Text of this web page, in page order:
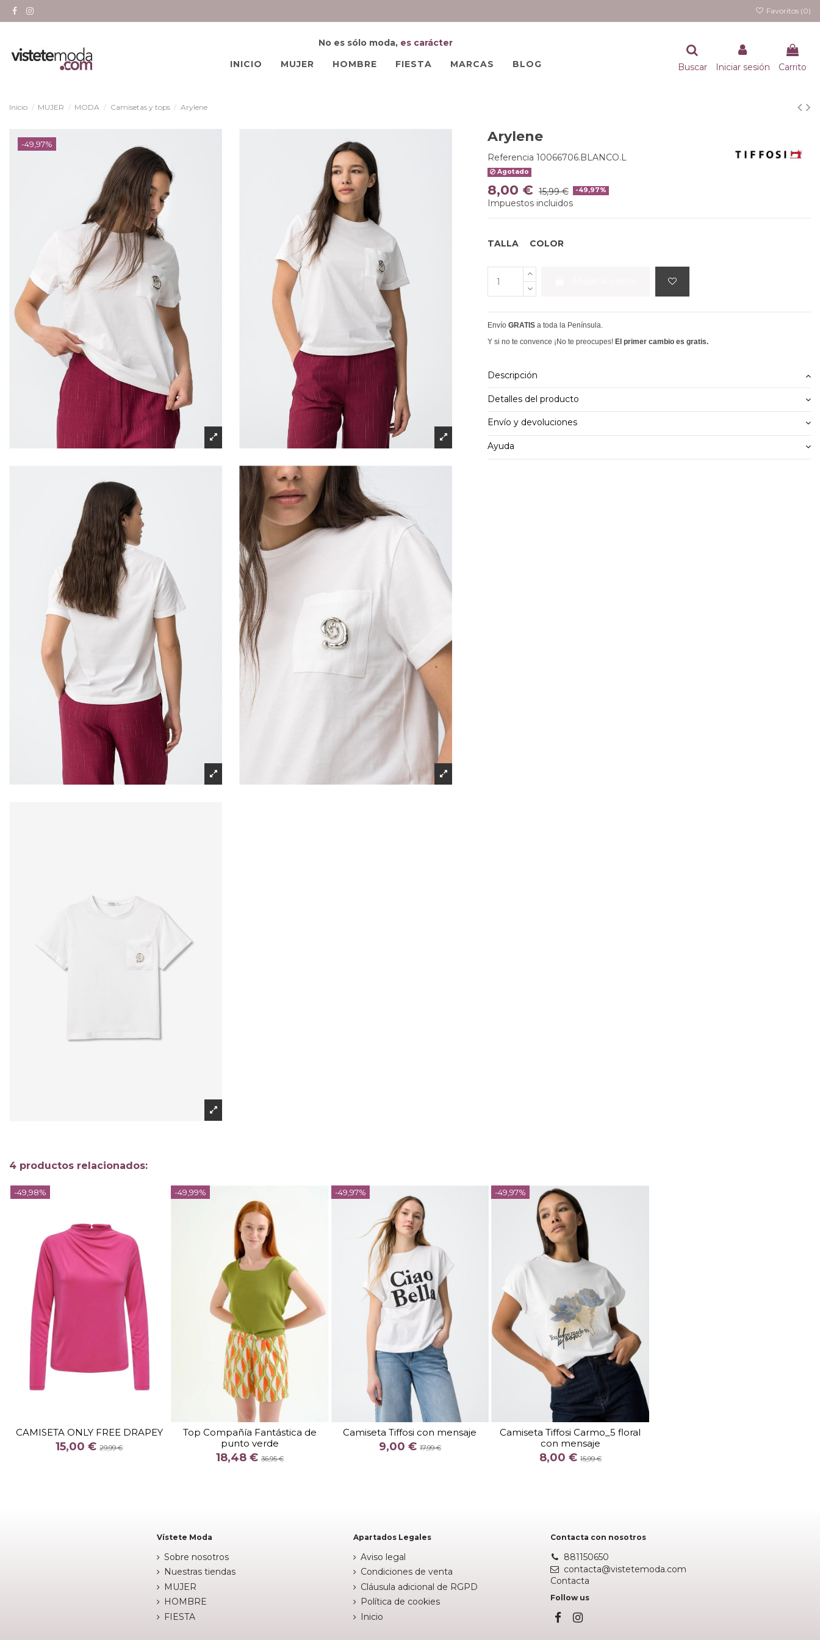
Favoritos (0)
No es sólo moda, es carácter
INICIO
MUJER HOMBRE FIESTA MARCAS BLOG Buscar Iniciar sesión Carrito
Inicio MUJER MODA Camisetas y tops Arylene
-49,97% Arylene
Referencia 10066706.BLANCO.L
Agotado
8,00 € 15,99 € -49,97%
Impuestos incluidos
TALLA COLOR
Envío GRATIS a toda la Península.
Y si no te convence ¡No te preocupes! El primer cambio es gratis.
Descripción
Detalles del producto
Envío y devoluciones
Ayuda
4 productos relacionados:
-49,98%
CAMISETA ONLY FREE DRAPEY
15,00 €29,99 €
COLOR
-49,99%
Top Compañía Fantástica de
punto verde
18,48 €36,95 €
TALLA
COLOR
-49,97%
Camiseta Tiffosi con mensaje
9,00 € 17,99 €
TALLA
XS
COLOR
-49,97%
Camiseta Tiffosi Carmo_5 floral
con mensaje
8,00 €15,99 €
TALLA
COLOR
Vístete Moda
Sobre nosotros
Nuestras tiendas
MUJER
HOMBRE
FIESTA
Apartados Legales
Aviso legal
Condiciones de venta
Cláusula adicional de RGPD
Política de cookies
Inicio
Contacta con nosotros
881150650
contacta@vistetemoda.com
Contacta
Follow us